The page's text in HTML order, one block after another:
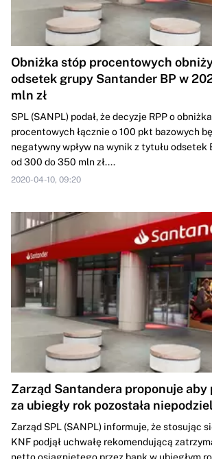
Obniżka stóp procentowych
odsetek grupy Santander BP w
mln zł
SPL (SANPL) podał, że decyzje RPP o
procentowych łącznie o 100 pkt bazowych
negatywny wpływ na wynik z tytułu odsetek
od 300 do 350 mln zł....
2020-04-10, 09:20
Zarząd Santandera proponuje aby
za ubiegły rok pozostała
Zarząd SPL (SANPL) informuje, że stosując
KNF podjął uchwałę rekomendującą